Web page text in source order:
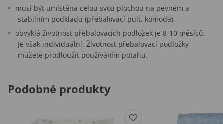
musí být umístěna celou svou plochou na pevném a
stabilním podkladu (přebalovací pult, komoda),
obvyklá životnost přebalovacích podložek je 8-10 měsíců.
Je však individuální. Životnost přebalovací podložky
můžete prodloužit používáním potahu.
Podobné produkty